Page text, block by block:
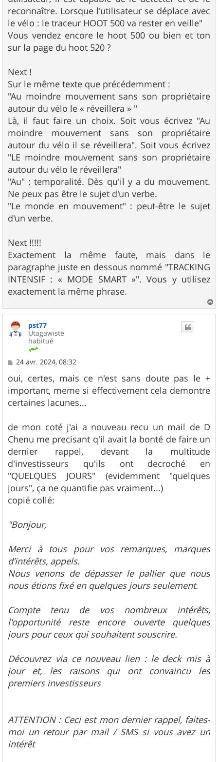
reconnaître. Lorsque l'utilisateur se déplace avec
le vélo : le traceur HOOT 500 va rester en veille"
Vous vendez encore le hoot 500 ou bien et ton
sur la page du hoot 520 ?
Next !
Sur le même texte que précédemment :
"Au moindre mouvement sans son propriétaire
autour du vélo le « réveillera » "
Là, il faut faire un choix. Soit vous écrivez "Au
moindre mouvement sans son propriétaire
autour du vélo il se réveillera". Soit vous écrivez
"LE moindre mouvement sans son propriétaire
autour du vélo le réveillera"
"Au" : temporalité. Dès qu'il y a du mouvement.
Ne peux pas être le sujet d'un verbe.
"Le monde en mouvement" : peut-être le sujet
d'un verbe.
Next !!!!!
Exactement la même faute, mais dans le
paragraphe juste en dessous nommé "TRACKING
INTENSIF : « MODE SMART »". Vous y utilisez
exactement la même phrase.
a
pst77
Utagawiste
habitué
M
s
s
a
g
e
24 avr. 2024, 08:32
oui, certes, mais ce n'est sans doute pas le +
important, meme si effectivement cela demontre
certaines lacunes...
de mon coté j'ai a nouveau recu un mail de D
Chenu me precisant q'il avait la bonté de faire un
dernier rappel, devant la multitude
d'investisseurs qu'ils ont decroché en
"QUELQUES JOURS" (evidemment "quelques
jours", ça ne quantifie pas vraiment...)
copié collé:
"Bonjour,
Merci à tous pour vos remarques, marques
d’intérêts, appels.
Nous venons de dépasser le pallier que nous
nous étions fixé en quelques jours seulement.
Compte tenu de vos nombreux intérêts,
l'opportunité reste encore ouverte quelques
jours pour ceux qui souhaitent souscrire.
Découvrez via ce nouveau lien : le deck mis à
jour et, les raisons qui ont convaincu les
premiers investisseurs
ATTENTION : Ceci est mon dernier rappel, faites-
moi un retour par mail / SMS si vous avez un
intérêt